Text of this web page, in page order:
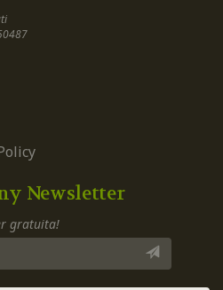
Newsletter
gratuita!